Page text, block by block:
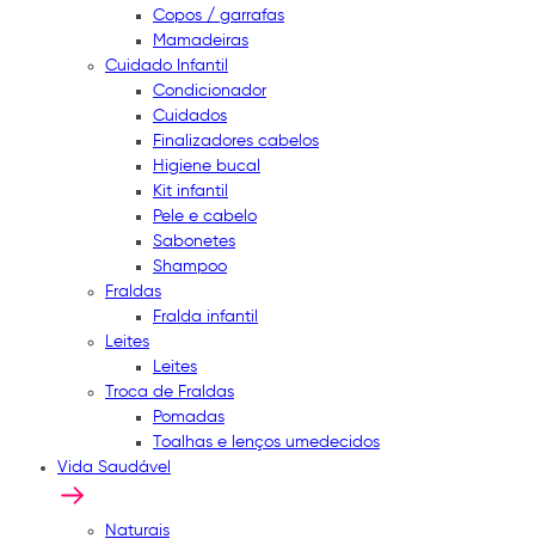
Copos / garrafas
Mamadeiras
Cuidado Infantil
Condicionador
Cuidados
Finalizadores cabelos
Higiene bucal
Kit infantil
Pele e cabelo
Sabonetes
Shampoo
Fraldas
Fralda infantil
Leites
Leites
Troca de Fraldas
Pomadas
Toalhas e lenços umedecidos
Vida Saudável
Naturais